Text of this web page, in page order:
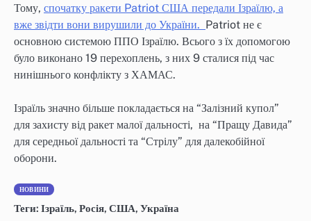
Тому, спочатку ракети Patriot США передали Ізраїлю, а
вже звідти вони вирушили до України. Patriot не є
основною системою ППО Ізраїлю. Всього з їх допомогою
було виконано 19 перехоплень, з них 9 сталися під час
нинішнього конфлікту з ХАМАС.
Ізраїль значно більше покладається на “Залізний купол”
для захисту від ракет малої дальності, на “Пращу Давида”
для середньої дальності та “Стрілу” для далекобійної
оборони.
НОВИНИ
Теги: Ізраїль, Росія, США, Україна